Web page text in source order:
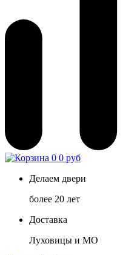
0 0 руб
Делаем двери
более 20 лет
Доставка
Луховицы и МО